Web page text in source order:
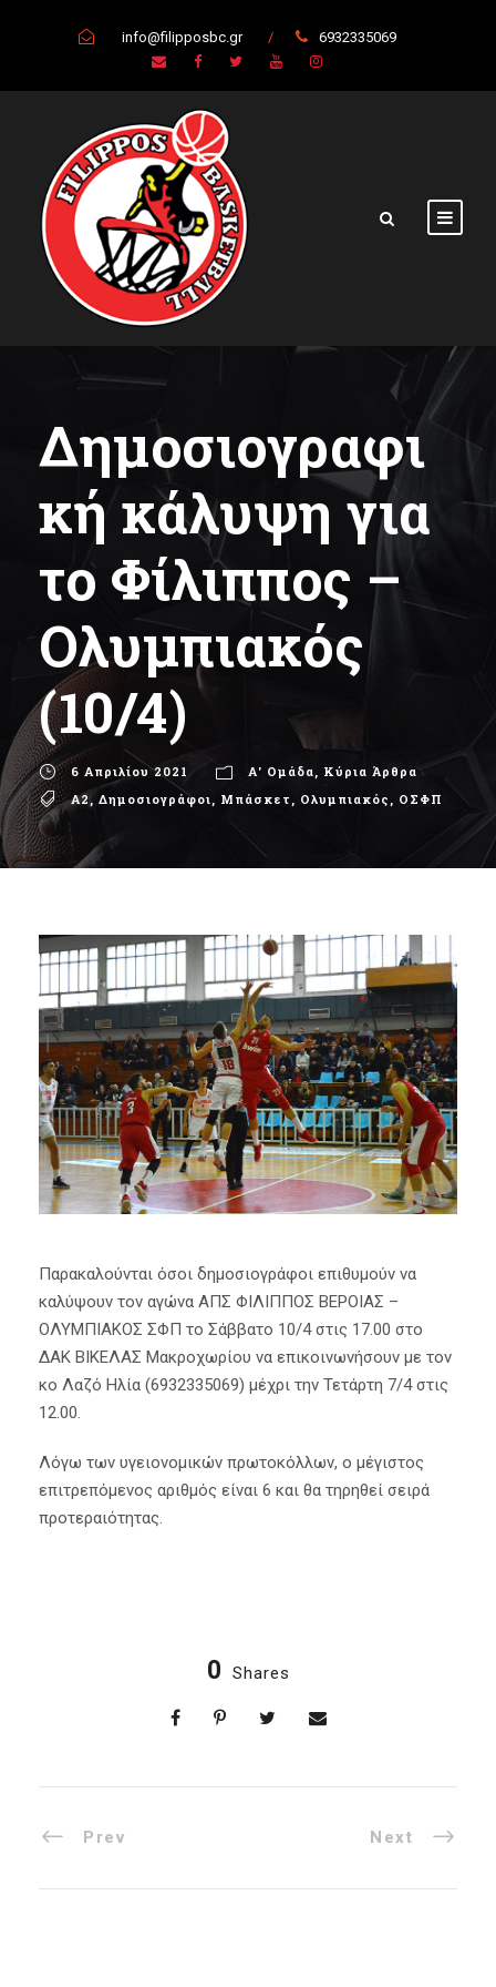
info@filipposbc.gr / 6932335069
Δημοσιογραφι
κή κάλυψη για
το Φίλιππος –
Ολυμπιακός
(10/4)
6 Απριλίου 2021 Α' Ομάδα, Κύρια Άρθρα
Α2, Δημοσιογράφοι, Μπάσκετ , Ολυμπιακός , ΟΣΦΠ
Παρακαλούνται όσοι δημοσιογράφοι επιθυμούν να
καλύψουν τον αγώνα ΑΠΣ ΦΙΛΙΠΠΟΣ ΒΕΡΟΙΑΣ –
ΟΛΥΜΠΙΑΚΟΣ ΣΦΠ το Σάββατο 10/4 στις 17.00 στο
ΔΑΚ ΒΙΚΕΛΑΣ Μακροχωρίου να επικοινωνήσουν με τον
κο Λαζό Ηλία (6932335069) μέχρι την Τετάρτη 7/4 στις
12.00.
Λόγω των υγειονομικών πρωτοκόλλων, ο μέγιστος
επιτρεπόμενος αριθμός είναι 6 και θα τηρηθεί σειρά
προτεραιότητας.
0 Shares
Prev Next